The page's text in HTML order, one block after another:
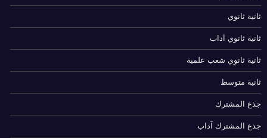
ثانية ثانوي
ثانية ثانوي آداب
ثانية ثانوي شعب علمية
ثانية متوسط
جذع المشترك
جذع المشترك آداب